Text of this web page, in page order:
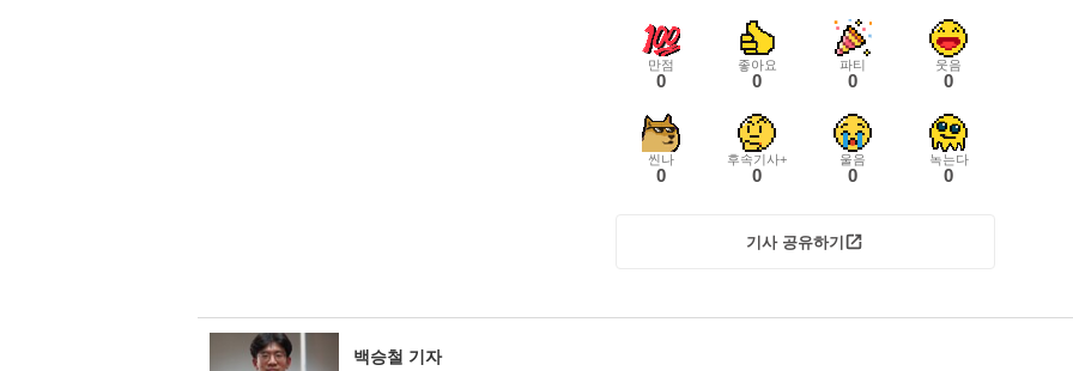
만점
0
좋아요
0
파티
0
웃음
0
씬나
0
후속기사+
0
울음
0
녹는다
0
기사 공유하기
백승철 기자